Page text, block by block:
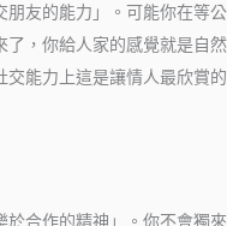
朋友的能力」。可能你在等公
了，你給人家的感覺就是自然
交能力上這是讓情人最欣賞的
合作的精神」。你不會獨來